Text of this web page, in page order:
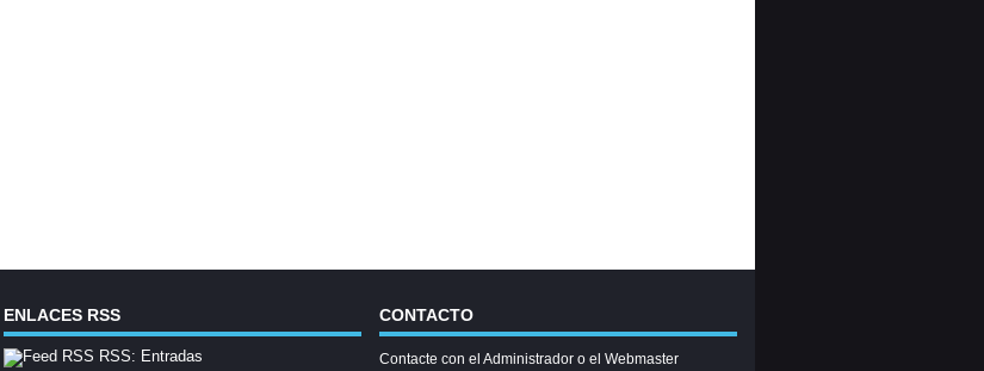
ENLACES RSS
RSS: Entradas
CONTACTO
Contacte con el Administrador o el Webmaster